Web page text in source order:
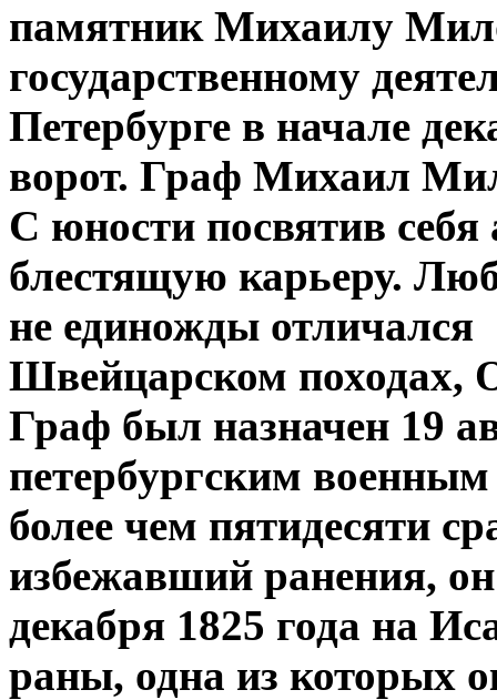
памятник Михаилу
государственному
Петербурге в начале
ворот. Граф Михаил
С юности посвятив себя
блестящую карьеру.
не единожды
Швейцарском походах,
Граф был назначен 19
петербургским
более чем пятидесяти
избежавший ранения,
декабря 1825 года на
раны, одна из которых